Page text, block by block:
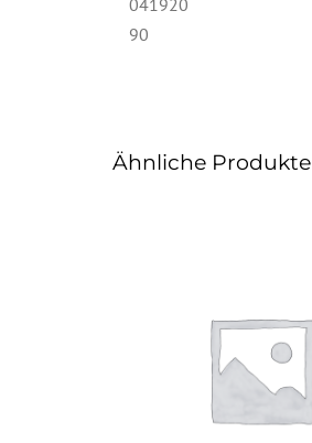
041920
90
Ähnliche Produkte